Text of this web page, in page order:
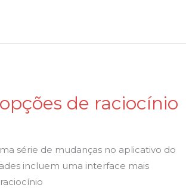
de raciocínio
série de mudanças no aplicativo do
incluem uma interface mais